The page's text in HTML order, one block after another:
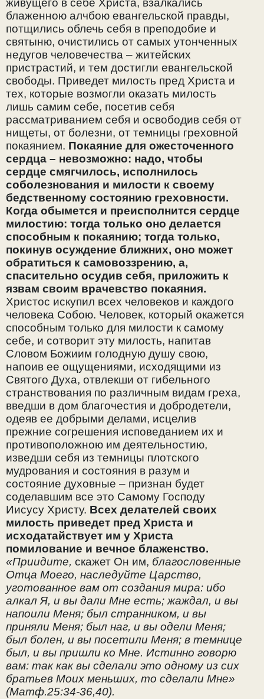
живущего в себе Христа, взалкались
блаженною алчбою евангельской правды,
потщились облечь себя в преподобие и
святыню, очистились от самых утонченных
недугов человечества – житейских
пристрастий, и тем достигли евангельской
свободы. Приведет милость пред Христа и
тех, которые возмогли оказать милость
лишь самим себе, посетив себя
рассматриванием себя и освободив себя от
нищеты, от болезни, от темницы греховной
покаянием. Покаяние для ожесточенного
сердца – невозможно: надо, чтобы
сердце смягчилось, исполнилось
соболезнования и милости к своему
бедственному состоянию греховности.
Когда обымется и преисполнится сердце
милостию: тогда только оно делается
способным к покаянию; тогда только,
покинув осуждение ближних, оно может
обратиться к самовоззрению, а,
спасительно осудив себя, приложить к
язвам своим врачевство покаяния.
Христос искупил всех человеков и каждого
человека Собою. Человек, который окажется
способным только для милости к самому
себе, и сотворит эту милость, напитав
Словом Божиим голодную душу свою,
напоив ее ощущениями, исходящими из
Святого Духа, отвлекши от гибельного
странствования по различным видам греха,
введши в дом благочестия и добродетели,
одеяв ее добрыми делами, исцелив
прежние согрешения исповеданием их и
противоположною им деятельностию,
изведши себя из темницы плотского
мудрования и состояния в разум и
состояние духовные – признан будет
соделавшим все это Самому Господу
Иисусу Христу. Всех делателей своих
милость приведет пред Христа и
исходатайствует им у Христа
помилование и вечное блаженство.
«Приидите, скажет Он им, благословенные
Отца Моего, наследуйте Царство,
уготованное вам от создания мира: ибо
алкал Я, и вы дали Мне есть; жаждал, и вы
напоили Меня; был странником, и вы
приняли Меня; был наг, и вы одели Меня;
был болен, и вы посетили Меня; в темнице
был, и вы пришли ко Мне. Истинно говорю
вам: так как вы сделали это одному из сих
братьев Моих меньших, то сделали Мне»
(Матф.25:34-36,40).